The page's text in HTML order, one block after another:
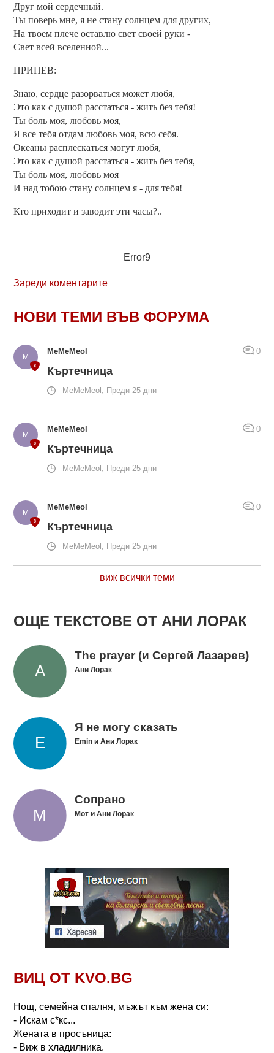
Друг мой сердечный.
Ты поверь мне, я не стану солнцем для других,
На твоем плече оставлю свет своей руки -
Свет всей вселенной...
ПРИПЕВ:
Знаю, сердце разорваться может любя,
Это как с душой расстаться - жить без тебя!
Ты боль моя, любовь моя,
Я все тебя отдам любовь моя, всю себя.
Океаны расплескаться могут любя,
Это как с душой расстаться - жить без тебя,
Ты боль моя, любовь моя
И над тобою стану солнцем я - для тебя!
Кто приходит и заводит эти часы?..
Error9
Зареди коментарите
НОВИ ТЕМИ ВЪВ ФОРУМА
MeMeMeol 0
Къртечница
MeMeMeol, Преди 25 дни
MeMeMeol 0
Къртечница
MeMeMeol, Преди 25 дни
MeMeMeol 0
Къртечница
MeMeMeol, Преди 25 дни
виж всички теми
ОЩЕ ТЕКСТОВЕ ОТ АНИ ЛОРАК
The prayer (и Сергей Лазарев)
Ани Лорак
Я не могу сказать
Emin и Ани Лорак
Сопрано
Мот и Ани Лорак
ВИЦ ОТ KVO.BG
Нощ, семейна спалня, мъжът към жена си:
- Искам с*кс...
Жената в просъница:
- Виж в хладилника.